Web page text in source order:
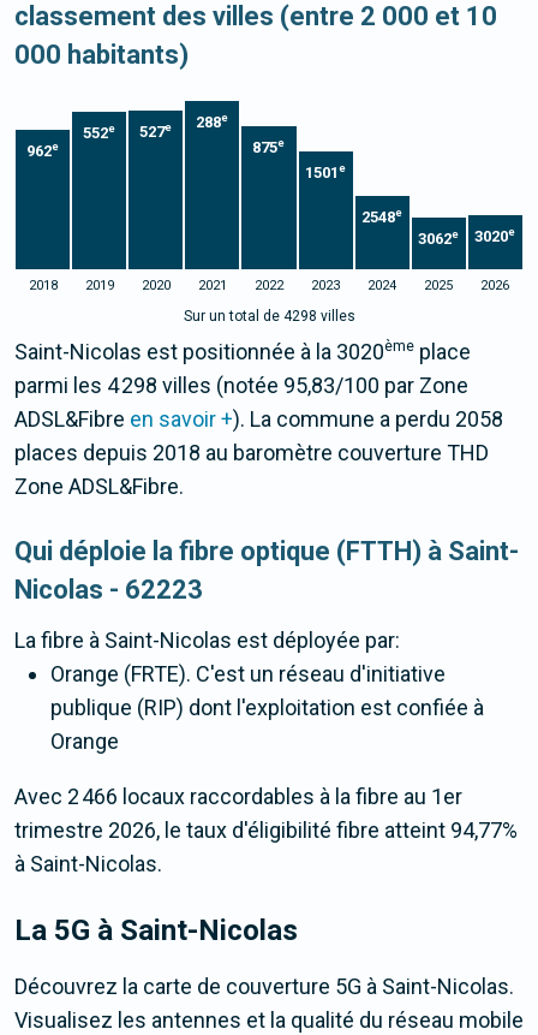
classement des villes (entre 2 000 et 10
000 habitants)
962e
552e 527e 288e
875e
1501e
2548e
3062e 3020e
2018 2019 2020 2021 2022 2023 2024 2025 2026
Sur un total de 4298 villes
Saint-Nicolas est positionnée à la 3020ème place
parmi les 4 298 villes (notée 95,83/100 par Zone
ADSL&Fibre en savoir +). La commune a perdu 2058
places depuis 2018 au baromètre couverture THD
Zone ADSL&Fibre.
Qui déploie la fibre optique (FTTH) à Saint-
Nicolas - 62223
La fibre à Saint-Nicolas est déployée par:
Orange (FRTE). C'est un réseau d'initiative
publique (RIP) dont l'exploitation est confiée à
Orange
Avec 2 466 locaux raccordables à la fibre au 1er
trimestre 2026, le taux d'éligibilité fibre atteint 94,77%
à Saint-Nicolas.
La 5G à Saint-Nicolas
Découvrez la carte de couverture 5G à Saint-Nicolas.
Visualisez les antennes et la qualité du réseau mobile